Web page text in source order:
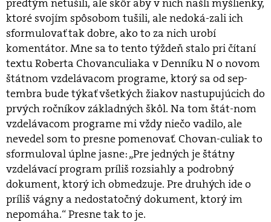
predtým netušili, ale skôr aby v nich našli myšlienky,
ktoré svojím spôsobom tušili, ale nedoká-zali ich
sformulovať tak dobre, ako to za nich urobí
komentátor. Mne sa to tento týždeň stalo pri čítaní
textu Roberta Chovanculiaka v Denníku N o novom
štátnom vzdelávacom programe, ktorý sa od sep-
tembra bude týkať všetkých žiakov nastupujúcich do
prvých ročníkov základných škôl. Na tom štát-nom
vzdelávacom programe mi vždy niečo vadilo, ale
nevedel som to presne pomenovať. Chovan-culiak to
sformuloval úplne jasne: „Pre jedných je štátny
vzdelávací program príliš rozsiahly a podrobný
dokument, ktorý ich obmedzuje. Pre druhých ide o
príliš vágny a nedostatočný dokument, ktorý im
nepomáha.“ Presne tak to je.